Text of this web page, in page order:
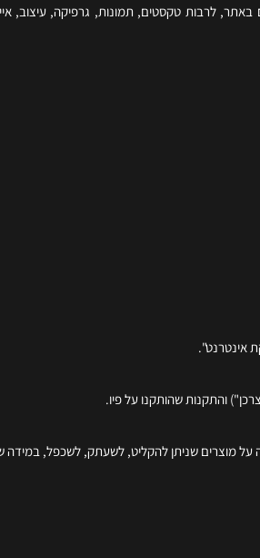
לרבות טקסטים, תמונות, גרפיקה, עיצוב,
אינטרנט".
על מוצרים שניתן להקליט, לשעתק, לשכפל,